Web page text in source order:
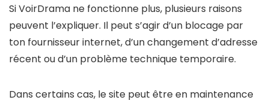
Si VoirDrama ne fonctionne plus, plusieurs raisons
peuvent l’expliquer. Il peut s’agir d’un blocage par
ton fournisseur internet, d’un changement d’adresse
récent ou d’un problème technique temporaire.
Dans certains cas, le site peut être en maintenance